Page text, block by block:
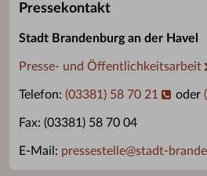
Pressekontakt
Stadt Brandenburg an der Havel
Presse- und Öffentlichkeitsarbeit
Telefon: (03381) 58 70 21 oder
Fax: (03381) 58 70 04
E-Mail: pressestelle@stadt-